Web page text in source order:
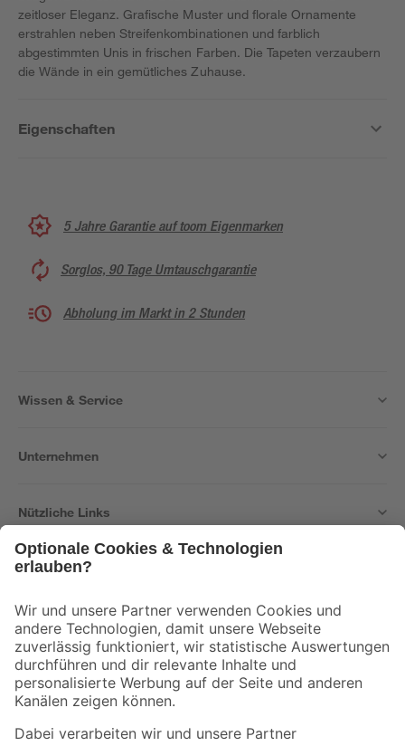
zeitloser Eleganz. Grafische Muster und florale Ornamente
erstrahlen neben Streifenkombinationen und farblich
abgestimmten Unis in frischen Farben. Die Tapeten verzaubern
die Wände in ein gemütliches Zuhause.
Eigenschaften
5 Jahre Garantie auf toom Eigenmarken
Sorglos, 90 Tage Umtauschgarantie
Abholung im Markt in 2 Stunden
Wissen & Service
Unternehmen
Nützliche Links
Der toom Newsletter: Keine Angebote und Aktionen mehr verpassen!
Zur Newsletter Anmeldung
Folge uns